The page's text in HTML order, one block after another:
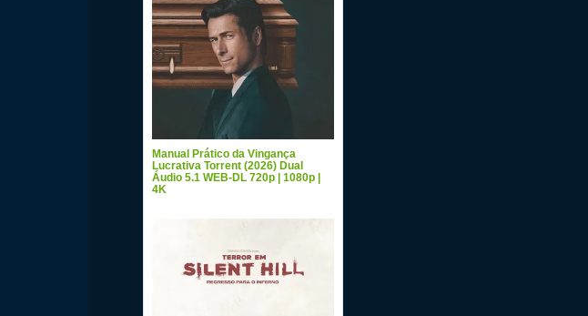
Manual Prático da Vingança
Lucrativa Torrent (2026) Dual
Áudio 5.1 WEB-DL 720p | 1080p |
4K